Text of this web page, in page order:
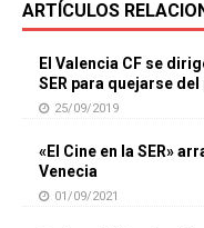
ARTÍCULOS
El Valencia CF se
SER para quejarse
25/09/2019
«El Cine en la SER»
Venecia
01/09/2021